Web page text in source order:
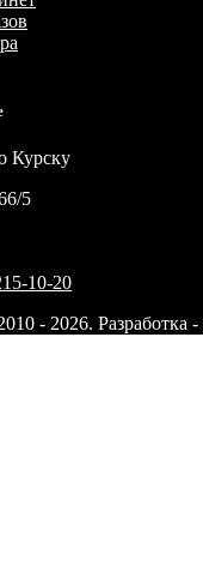
Курску
5
10-20
- 2026. Разработка -